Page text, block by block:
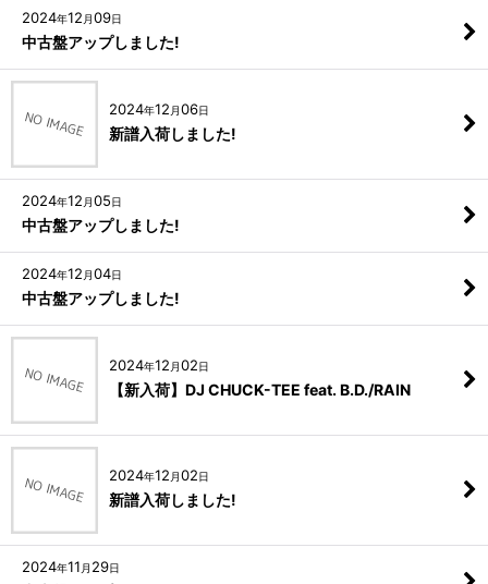
2024年12 月09日
中古盤アップしました!
2024年12 月06日
新譜入荷しました!
2024年12 月05日
中古盤アップしました!
2024年12 月04日
中古盤アップしました!
2024年12 月02日
【新入荷】DJ CHUCK-TEE feat. B.D./RAIN
2024年12 月02日
新譜入荷しました!
2024年11 月 29日